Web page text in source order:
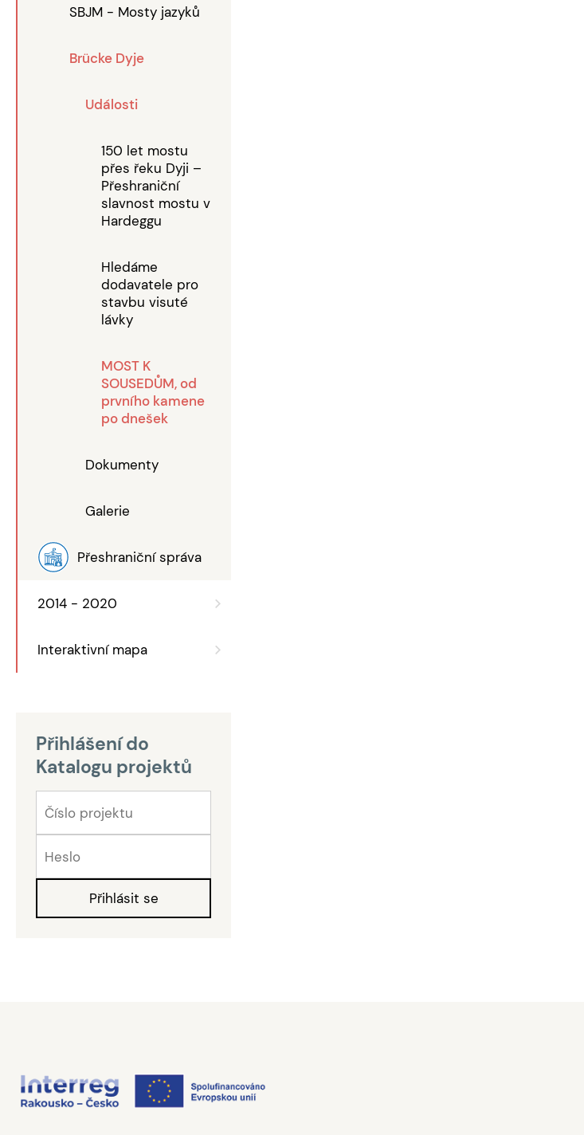
SBJM - Mosty jazyků
Brücke Dyje
Události
150 let mostu
přes řeku Dyji –
Přeshraniční
slavnost mostu v
Hardeggu
Hledáme
dodavatele pro
stavbu visuté
lávky
MOST K
SOUSEDŮM, od
prvního kamene
po dnešek
Dokumenty
Galerie
Přeshraniční správa
2014 - 2020
Interaktivní mapa
Přihlášení do
Katalogu projektů